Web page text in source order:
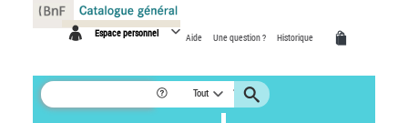
Espace personnel Aide Une question ? Historique
Tout
Panneau de gestion des cookies